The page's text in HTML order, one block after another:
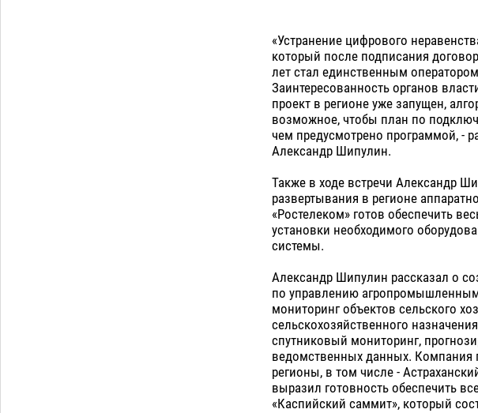
«Устранение цифрового
который после подписания
лет стал единственным
Заинтересованность органов
проект в регионе уже запущен,
возможное, чтобы план по
чем предусмотрено программой, -
Александр Шипулин.
Также в ходе встречи Александр
развертывания в регионе
«Ростелеком» готов обеспечить
установки необходимого
системы.
Александр Шипулин рассказал о
по управлению
мониторинг объектов сельского
сельскохозяйственного
спутниковый мониторинг,
ведомственных данных. Компания
регионы, в том числе -
выразил готовность обеспечить
«Каспийский саммит», который